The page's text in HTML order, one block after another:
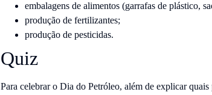
embalagens de alimentos (garrafas de plástico,
produção de fertilizantes;
produção de pesticidas.
Quiz
Para celebrar o Dia do Petróleo, além de explicar